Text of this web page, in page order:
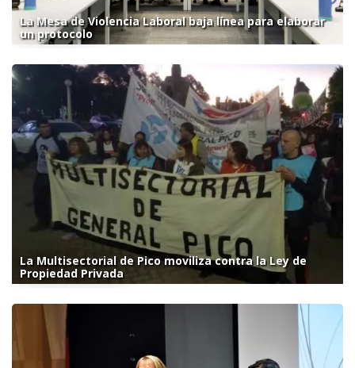
La Mesa de Violencia Laboral baja línea para elaborar
un protocolo
La Multisectorial de Pico moviliza contra la Ley de
Propiedad Privada